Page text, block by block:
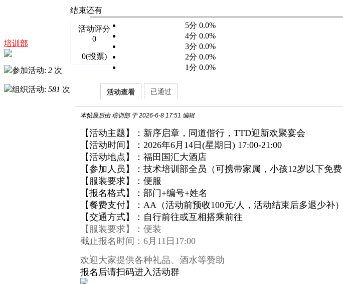
培训部
参加活动: 2 次
组织活动: 581 次
结束还有
活动评分
0
0(投票)
5分 0.0%
4分 0.0%
3分 0.0%
2分 0.0%
1分 0.0%
活动查看 已通过
本帖最后由 培训部 于 2026-6-8 17:51 编辑
【活动主题】：新序启章，同道偕行，TTD迎新欢聚宴会
【活动时间】：2026年6月14日(星期日) 17:00-21:00
【活动地点】：福田国汇大酒店
【参加人员】：技术培训部全员（可携带家属，小孩12岁以下免
【服装要求】：便服
【报名格式】：部门+编号+姓名
【餐费支付】：AA（活动前预收100元/人，活动结束后多退少补）
【交通方式】：自行前往或互相搭乘前往
【服装要求】：便装
截止报名时间：6月11日17:00
欢迎大家提供各种礼品、酒水等赞助
报名后请扫码进入活动群